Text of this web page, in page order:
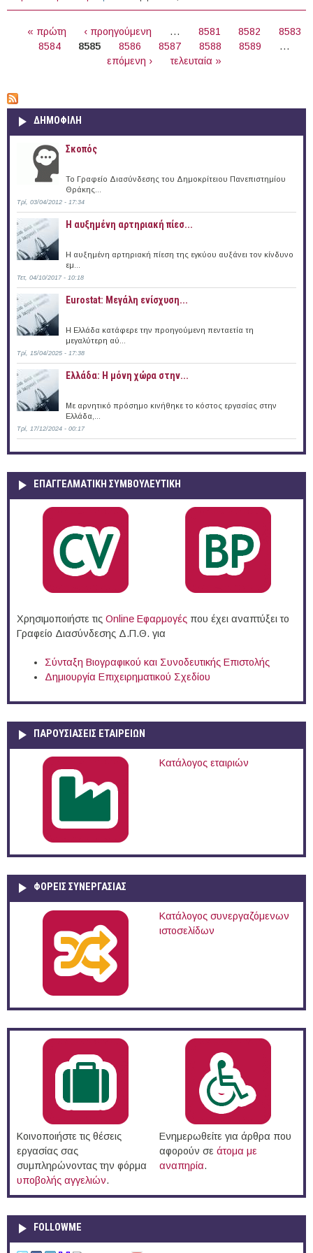
« πρώτη ‹ προηγούμενη … 8581 8582
8583
8584
8585 8586 8587 8588 8589
…
επόμενη ›
τελευταία »
ΔΗΜΟΦΙΛΗ
Σκοπός
Το Γραφείο Διασύνδεσης του Δημοκρίτειου Πανεπιστημίου
Θράκης...
Τρί, 03/04/2012 - 17:34
Η αυξημένη αρτηριακή πίεσ...
Η αυξημένη αρτηριακή πίεση της εγκύου αυξάνει τον κίνδυνο
εμ...
Τετ, 04/10/2017 - 10:18
Eurostat: Μεγάλη ενίσχυση...
H Ελλάδα κατάφερε την προηγούμενη πενταετία τη
μεγαλύτερη αύ...
Τρί, 15/04/2025 - 17:38
Ελλάδα: Η μόνη χώρα στην...
Με αρνητικό πρόσημο κινήθηκε το κόστος εργασίας στην
Ελλάδα,...
Τρί, 17/12/2024 - 00:17
ΕΠΑΓΓΕΛΜΑΤΙΚΉ ΣΥΜΒΟΥΛΕΥΤΙΚΉ
Χρησιμοποιήστε τις Online Eφαρμογές που έχει αναπτύξει το
Γραφείο Διασύνδεσης Δ.Π.Θ. για
Σύνταξη Βιογραφικού και Συνοδευτικής Επιστολής
Δημιουργία Επιχειρηματικού Σχεδίου
ΠΑΡΟΥΣΙΆΣΕΙΣ ΕΤΑΙΡΕΙΏΝ
Κατάλογος εταιριών
ΦΟΡΕΙΣ ΣΥΝΕΡΓΑΣΙΑΣ
Κατάλογος συνεργαζόμενων
ιστοσελίδων
Κοινοποιήστε τις θέσεις
εργασίας σας
συμπληρώνοντας την φόρμα
υποβολής αγγελιών.
Ενημερωθείτε για άρθρα που
αφορούν σε άτομα με
αναπηρία.
FOLLOWME